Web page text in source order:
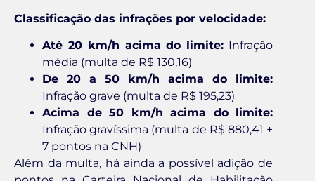
Classificação das infrações por velocidade:
Até 20 km/h acima do limite: Infração
média (multa de R$ 130,16)
De 20 a 50 km/h acima do limite:
Infração grave (multa de R$ 195,23)
Acima de 50 km/h acima do limite:
Infração gravíssima (multa de R$ 880,41 +
7 pontos na CNH)
Além da multa, há ainda a possível adição de